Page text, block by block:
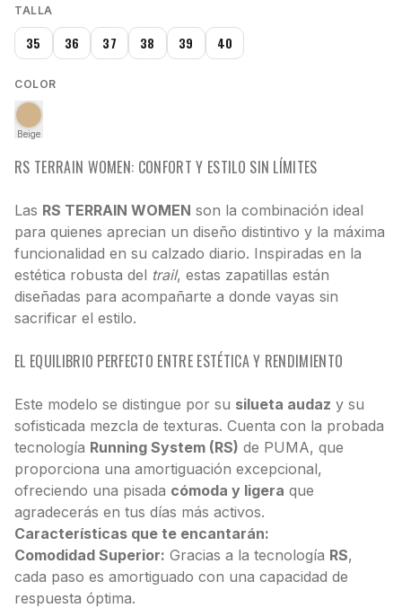
TALLA
35 36 37 38 39 40
COLOR
Beige
RS TERRAIN WOMEN: CONFORT Y ESTILO SIN LÍMITES
Las RS TERRAIN WOMEN son la combinación ideal
para quienes aprecian un diseño distintivo y la máxima
funcionalidad en su calzado diario. Inspiradas en la
estética robusta del trail, estas zapatillas están
diseñadas para acompañarte a donde vayas sin
sacrificar el estilo.
EL EQUILIBRIO PERFECTO ENTRE ESTÉTICA Y RENDIMIENTO
Este modelo se distingue por su silueta audaz y su
sofisticada mezcla de texturas. Cuenta con la probada
tecnología Running System (RS) de PUMA, que
proporciona una amortiguación excepcional,
ofreciendo una pisada cómoda y ligera que
agradecerás en tus días más activos.
Características que te encantarán:
Comodidad Superior: Gracias a la tecnología RS,
cada paso es amortiguado con una capacidad de
respuesta óptima.